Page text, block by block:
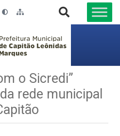
o Sicredi”
rede municipal